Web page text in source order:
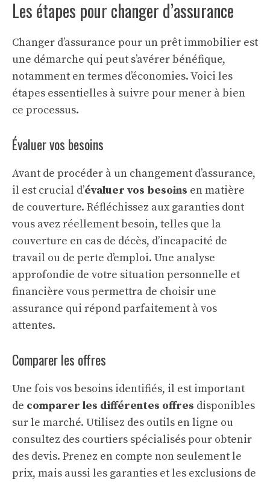
Les étapes pour changer d’assurance
Changer d’assurance pour un prêt immobilier est
une démarche qui peut s’avérer bénéfique,
notamment en termes d’économies. Voici les
étapes essentielles à suivre pour mener à bien
ce processus.
Évaluer vos besoins
Avant de procéder à un changement d’assurance,
il est crucial d’évaluer vos besoins en matière
de couverture. Réfléchissez aux garanties dont
vous avez réellement besoin, telles que la
couverture en cas de décès, d’incapacité de
travail ou de perte d’emploi. Une analyse
approfondie de votre situation personnelle et
financière vous permettra de choisir une
assurance qui répond parfaitement à vos
attentes.
Comparer les offres
Une fois vos besoins identifiés, il est important
de comparer les différentes offres disponibles
sur le marché. Utilisez des outils en ligne ou
consultez des courtiers spécialisés pour obtenir
des devis. Prenez en compte non seulement le
prix, mais aussi les garanties et les exclusions de